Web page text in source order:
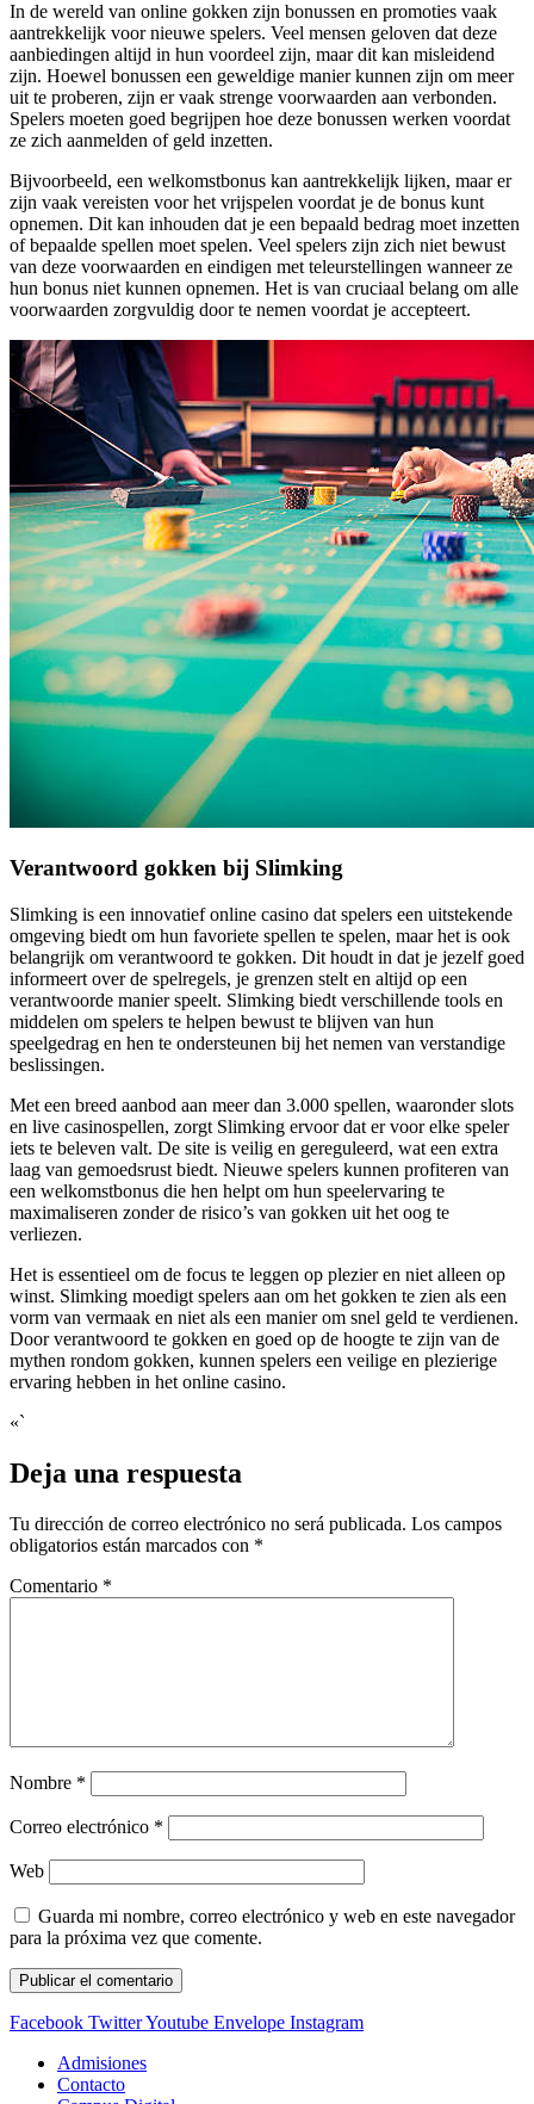
In de wereld van online gokken zijn bonussen en promoties vaak
aantrekkelijk voor nieuwe spelers. Veel mensen geloven dat deze
aanbiedingen altijd in hun voordeel zijn, maar dit kan misleidend
zijn. Hoewel bonussen een geweldige manier kunnen zijn om meer
uit te proberen, zijn er vaak strenge voorwaarden aan verbonden.
Spelers moeten goed begrijpen hoe deze bonussen werken voordat
ze zich aanmelden of geld inzetten.
Bijvoorbeeld, een welkomstbonus kan aantrekkelijk lijken, maar er
zijn vaak vereisten voor het vrijspelen voordat je de bonus kunt
opnemen. Dit kan inhouden dat je een bepaald bedrag moet inzetten
of bepaalde spellen moet spelen. Veel spelers zijn zich niet bewust
van deze voorwaarden en eindigen met teleurstellingen wanneer ze
hun bonus niet kunnen opnemen. Het is van cruciaal belang om alle
voorwaarden zorgvuldig door te nemen voordat je accepteert.
Verantwoord gokken bij Slimking
Slimking is een innovatief online casino dat spelers een uitstekende
omgeving biedt om hun favoriete spellen te spelen, maar het is ook
belangrijk om verantwoord te gokken. Dit houdt in dat je jezelf goed
informeert over de spelregels, je grenzen stelt en altijd op een
verantwoorde manier speelt. Slimking biedt verschillende tools en
middelen om spelers te helpen bewust te blijven van hun
speelgedrag en hen te ondersteunen bij het nemen van verstandige
beslissingen.
Met een breed aanbod aan meer dan 3.000 spellen, waaronder slots
en live casinospellen, zorgt Slimking ervoor dat er voor elke speler
iets te beleven valt. De site is veilig en gereguleerd, wat een extra
laag van gemoedsrust biedt. Nieuwe spelers kunnen profiteren van
een welkomstbonus die hen helpt om hun speelervaring te
maximaliseren zonder de risico’s van gokken uit het oog te
verliezen.
Het is essentieel om de focus te leggen op plezier en niet alleen op
winst. Slimking moedigt spelers aan om het gokken te zien als een
vorm van vermaak en niet als een manier om snel geld te verdienen.
Door verantwoord te gokken en goed op de hoogte te zijn van de
mythen rondom gokken, kunnen spelers een veilige en plezierige
ervaring hebben in het online casino.
«`
Deja una respuesta
Tu dirección de correo electrónico no será publicada. Los campos
obligatorios están marcados con *
Comentario *
Nombre *
Correo electrónico *
Web
Guarda mi nombre, correo electrónico y web en este navegador
para la próxima vez que comente.
Facebook TwitterYoutube Envelope Instagram
Admisiones
Contacto